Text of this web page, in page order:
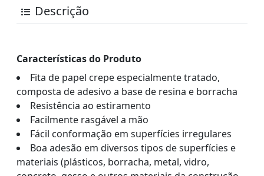
Descrição
Características do Produto
Fita de papel crepe especialmente tratado,
composta de adesivo a base de resina e borracha
Resistência ao estiramento
Facilmente rasgável a mão
Fácil conformação em superfícies irregulares
Boa adesão em diversos tipos de superfícies e
materiais (plásticos, borracha, metal, vidro,